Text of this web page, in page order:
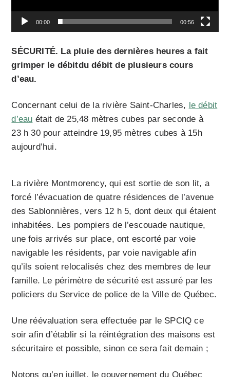
é
00:00 00:56
SÉCURITÉ. La pluie des dernières heures a fait
grimper le débitdu débit de plusieurs cours
d’eau.
Concernant celui de la rivière Saint-Charles, le débit
d’eau était de 25,48 mètres cubes par seconde à
23 h 30 pour atteindre 19,95 mètres cubes à 15h
aujourd’hui.
La rivière Montmorency, qui est sortie de son lit, a
forcé l’évacuation de quatre résidences de l’avenue
des Sablonnières, vers 12 h 5, dont deux qui étaient
inhabitées. Les pompiers de l’escouade nautique,
une fois arrivés sur place, ont escorté par voie
navigable les résidents, par voie navigable afin
qu’ils soient relocalisés chez des membres de leur
famille. Le périmètre de sécurité est assuré par les
policiers du Service de police de la Ville de Québec.
Une réévaluation sera effectuée par le SPCIQ ce
soir afin d’établir si la réintégration des maisons est
sécuritaire et possible, sinon ce sera fait demain ;
Notons qu’en juillet, le gouvernement du Québec